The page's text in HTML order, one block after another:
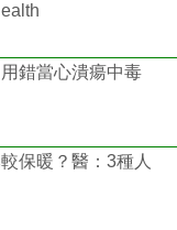
錯當心潰瘍中毒
保暖？醫：3種人